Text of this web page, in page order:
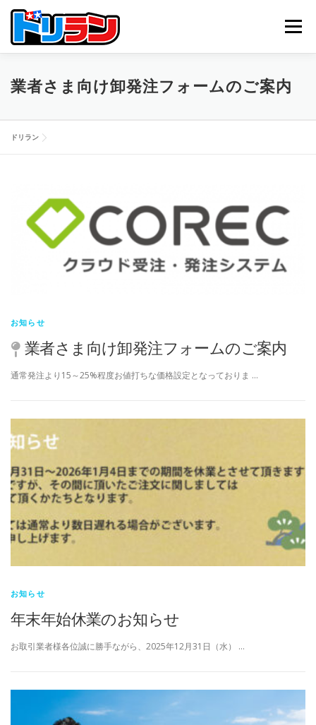
メニュー
TOP ABOUT US NEWS CONTACT
業者さま向け卸発注フォームのご案内
ドリラン
お知らせ
業者さま向け卸発注フォームのご案内
通常発注より15～25%程度お値打ちな価格設定となっておりま …
お知らせ
年末年始休業のお知らせ
お取引業者様各位誠に勝手ながら、2025年12月31日（水） …